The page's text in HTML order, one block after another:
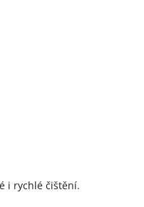
i rychlé čištění.